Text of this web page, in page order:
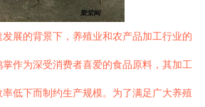
展的背景下，养殖业和农产品加工行业的
作为深受消费者喜爱的食品原料，其加工
低下而制约生产规模。为了满足广大养殖